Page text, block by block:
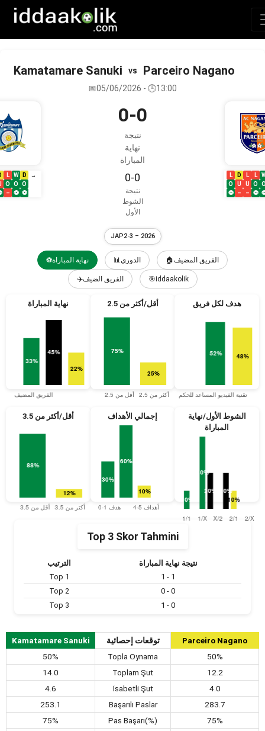
Kamatamare Sanuki vs Parceiro Nagano
📅05/06/2026 - 🕒13:00
L
O
–
W
O
⚽
D
O
⚽
→
0-0
نتيجة
نهاية
المباراة
0-0
نتيجة
الشوط
الأول
L
O
⚽
D
U
–
L
U
–
L
O
⚽
JAP2-3 – 2026
⚽نهاية المباراة 📊الدوري 🏠الفريق المضيف
✈️الفريق الضيف 🎯iddaakolik
نهاية المباراة أقل/أكثر من 2.5 هدف لكل فريق
أقل/أكثر من 3.5 إجمالي الأهداف
الشوط الأول/نهاية
المباراة
Top 3 Skor Tahmini
الترتيب
نتيجة نهاية المباراة
Top 1
1 - 1
Top 2
0 - 0
Top 3
1 - 0
Kamatamare Sanuki توقعات إحصائية
Parceiro Nagano
50%
Topla Oynama
50%
14.0
Toplam Şut
12.2
4.6
İsabetli Şut
4.0
253.1
Başarılı Paslar
283.7
75%
Pas Başarı(%)
75%